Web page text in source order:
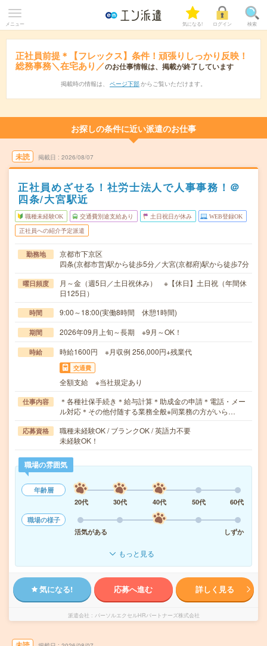
メニュー 気になる! ログイン 検索
正社員前提＊【フレックス】条件！頑張りしっかり反映！
総務事務＼在宅あり／のお仕事情報は、掲載が終了しています
掲載時の情報は、 ページ下部 からご覧いただけます。
お探しの条件に近い派遣のお仕事
未読 掲載日 2026/08/07
正社員めざせる！社労士法人で人事事務！＠
四条/大宮駅近
職種未経験OK 交通費別途支給あり 土日祝日が休み WEB登録OK
正社員への紹介予定派遣
勤務地
京都市下京区
四条(京都市営)駅から徒歩5分／大宮(京都府)駅から徒歩7分
曜日頻度
月～金（週5日／土日祝休み） ※【休日】土日祝（年間休
日125日）
時間 9:00～18:00(実働8時間 休憩1時間)
期間 2026年09月上旬～長期 ※9月～OK！
時給 時給1600円 ※月収例 256,000円+残業代
交通費
全額支給 ※当社規定あり
仕事内容
＊各種社保手続き＊給与計算＊助成金の申請＊電話・メー
ル対応＊その他付随する業務全般※同業務の方がいら…
応募資格
職種未経験OK / ブランクOK / 英語力不要
未経験OK！
職場の雰囲気
年齢層
20代
30代 40代 50代
60代
職場の様子
活気がある
しずか
もっと見る
気になる! 応募へ進む 詳しく見る
派遣会社 パーソルエクセルHRパートナーズ株式会社